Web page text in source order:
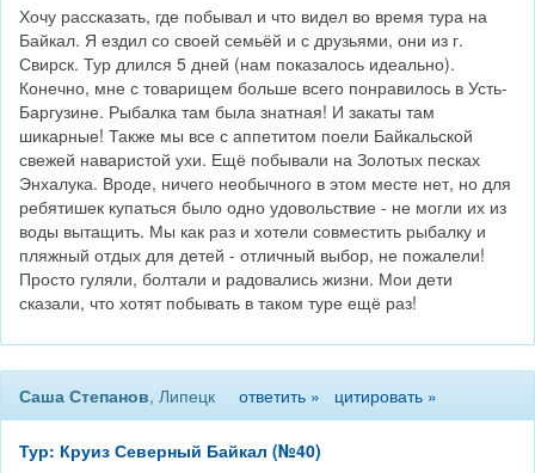
Хочу рассказать, где побывал и что видел во время тура на
Байкал. Я ездил со своей семьёй и с друзьями, они из г.
Свирск. Тур длился 5 дней (нам показалось идеально).
Конечно, мне с товарищем больше всего понравилось в Усть-
Баргузине. Рыбалка там была знатная! И закаты там
шикарные! Также мы все с аппетитом поели Байкальской
свежей наваристой ухи. Ещё побывали на Золотых песках
Энхалука. Вроде, ничего необычного в этом месте нет, но для
ребятишек купаться было одно удовольствие - не могли их из
воды вытащить. Мы как раз и хотели совместить рыбалку и
пляжный отдых для детей - отличный выбор, не пожалели!
Просто гуляли, болтали и радовались жизни. Мои дети
сказали, что хотят побывать в таком туре ещё раз!
Саша Степанов, Липецк ответить » цитировать »
Тур: Круиз Северный Байкал (№40)